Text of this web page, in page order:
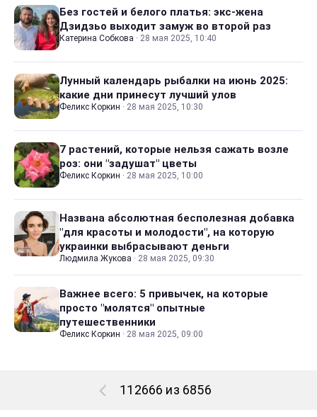
Без гостей и белого платья: экс-жена
Дзидзьо выходит замуж во второй раз
Катерина Собкова · 28 мая 2025, 10:40
Лунный календарь рыбалки на июнь 2025:
какие дни принесут лучший улов
Феликс Коркин · 28 мая 2025, 10:30
7 растений, которые нельзя сажать возле
роз: они "задушат" цветы
Феликс Коркин · 28 мая 2025, 10:00
Названа абсолютная бесполезная добавка
"для красоты и молодости", на которую
украинки выбрасывают деньги
Людмила Жукова · 28 мая 2025, 09:30
Важнее всего: 5 привычек, на которые
просто "молятся" опытные
путешественники
Феликс Коркин · 28 мая 2025, 09:00
112666 из 6856